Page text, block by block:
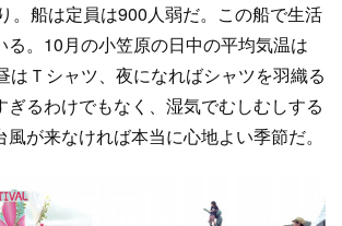
。船は定員は900人弱だ。この船で生活
る。10月の小笠原の日中の平均気温は
はＴシャツ、夜になればシャツを羽織る
ぎるわけでもなく、湿気でむしむしする
が来なければ本当に心地よい季節だ。